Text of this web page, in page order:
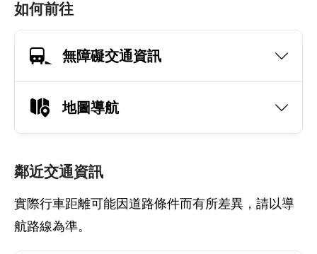
如何前往
無障礙交通資訊
地圖導航
鄰近交通資訊
實際行車距離可能因道路條件而有所差異，請以導
航路線為準。